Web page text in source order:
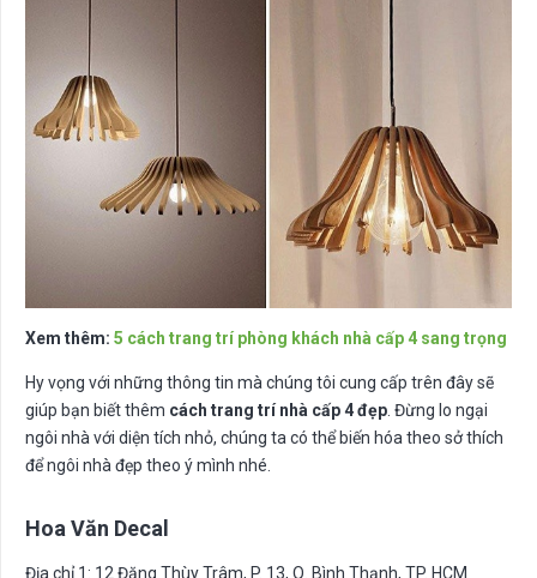
Xem thêm: 5 cách trang trí phòng khách nhà cấp 4 sang trọng
Hy vọng với những thông tin mà chúng tôi cung cấp trên đây sẽ
giúp bạn biết thêm cách trang trí nhà cấp 4 đẹp . Đừng lo ngại
ngôi nhà với diện tích nhỏ, chúng ta có thể biến hóa theo sở thích
để ngôi nhà đẹp theo ý mình nhé.
Hoa Văn Decal
Địa chỉ 1: 12 Đặng Thùy Trâm, P. 13, Q. Bình Thạnh, TP. HCM